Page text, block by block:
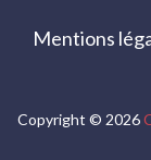
Mentions
Copyright © 2026